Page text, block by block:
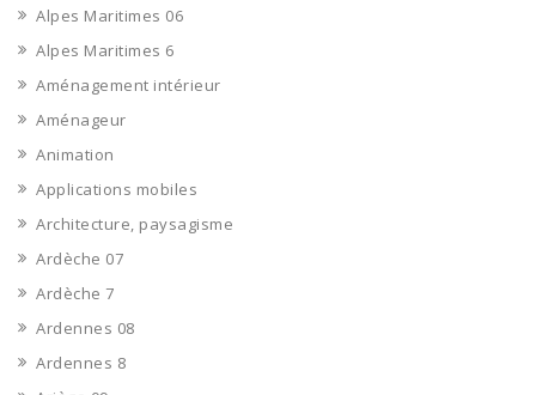
Alpes Maritimes 06
Alpes Maritimes 6
Aménagement intérieur
Aménageur
Animation
Applications mobiles
Architecture, paysagisme
Ardèche 07
Ardèche 7
Ardennes 08
Ardennes 8